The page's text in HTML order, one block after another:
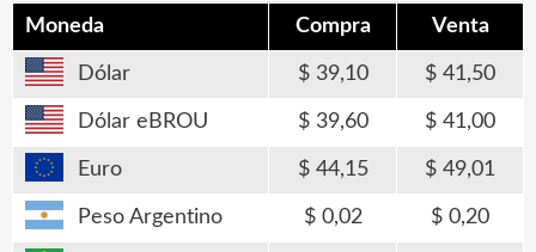
Moneda Compra Venta
Dólar 39,10 41,50
Dólar eBROU 39,60 41,00
Euro 44,15 49,01
Peso Argentino 0,02 0,20